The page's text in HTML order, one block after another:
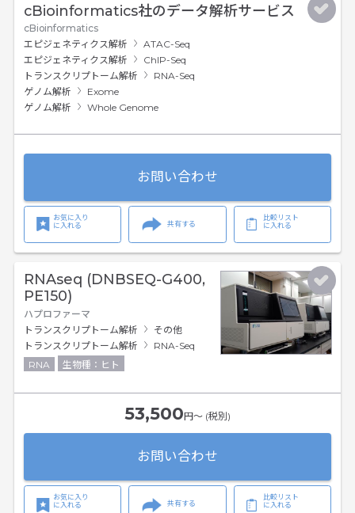
cBioinformatics社のデータ解析サービス
cBioinformatics
エピジェネティクス解析
ATAC-Seq
エピジェネティクス解析
ChIP-Seq
トランスクリプトーム解析
RNA-Seq
ゲノム解析
Exome
ゲノム解析
Whole Genome
お問い合わせ
お気に入り
に入れる
共有する
比較リスト
に入れる
RNAseq (DNBSEQ-G400,
PE150)
ハプロファーマ
トランスクリプトーム解析
その他
トランスクリプトーム解析
RNA-Seq
RNA
生物種：ヒト
53,500円〜 (税別)
お問い合わせ
お気に入り
に入れる
共有する
比較リスト
に入れる